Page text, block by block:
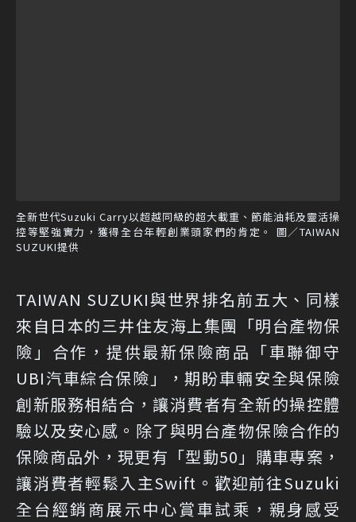
全新世代Suzuki Carry以超越同級的超大載重、節能油耗及靈活操
控等堅強實力，獲得全台年輕創業頭家們的肯定。 圖／TAIWAN
SUZUKI提供
TAIWAN SUZUKI與世界排名前五大、同樣
來自日本的三井住友海上集團「明台產物保
險」合作，提供最新保險商品「車聯御守
UBI汽車綜合保險」，期盼車輛安全與保險
創新服務相結合，讓消費者有全新的操控體
驗以及安心感。除了與明台產物保險合作的
保險商品外，現更有「型動50」購車專案，
讓消費者輕鬆入主Swift。歡迎前往Suzuki
全台經銷商展示中心賞車試乘，親身感受